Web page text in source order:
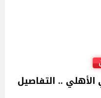
الأهلي .. التفاصيل